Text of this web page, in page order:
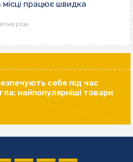
місці працює швидка
2026
себе під час
найпопулярніші товари